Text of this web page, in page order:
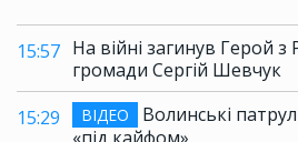
15:57 На війні загинув Герой
громади Сергій Шевчук
15:29
ВІДЕО
Волинські